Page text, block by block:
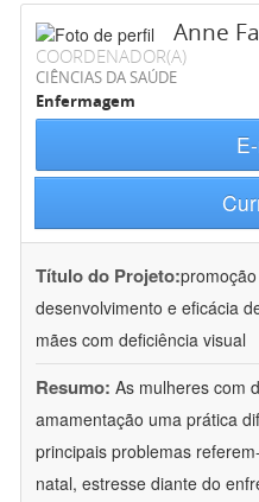
Anne
COORDENADOR(A)
CIÊNCIAS DA SAÚDE
Enfermagem
Título do Projeto:
desenvolvimento e eficácia
mães com deficiência visual
Resumo: As mulheres com
amamentação uma prática
principais problemas
natal, estresse diante do